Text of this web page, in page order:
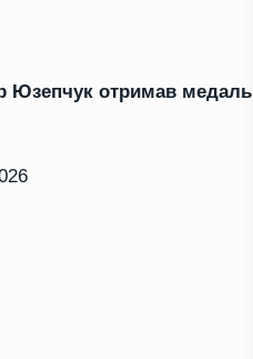
Юзепчук отримав медаль